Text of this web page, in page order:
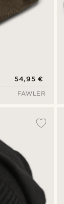
54,95 €
FAWLER